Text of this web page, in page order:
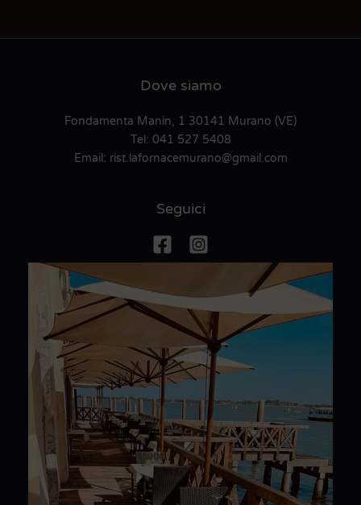
Dove siamo
Fondamenta Manin, 1 30141 Murano (VE)
Tel: 041 527 5408
Email: rist.lafornacemurano@gmail.com
Seguici